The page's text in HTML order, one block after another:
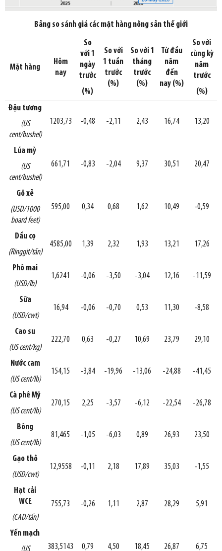
Bảng so sánh giá các mặt hàng nông sản thế giới
Mặt hàng
Hôm
nay
So
với 1
ngày
trước
(%)
So với
1 tuần
trước
(%)
So với 1
tháng
trước
(%)
Từ đầu
năm
đến
nay (%)
So với
cùng kỳ
năm
trước
(%)
Đậu tương
(US
cent/bushel)
1203,73 -0,48 -2,11 2,43 16,74 13,20
Lúa mỳ
(US
cent/bushel)
661,71 -0,83 -2,04 9,37 30,51 20,47
Gỗ xẻ
(USD/1000
board feet)
595,00 0,34 0,68 1,62 10,49 -0,59
Dầu cọ
(Ringgit/tấn)
4585,00 1,39 2,32 1,93 13,21 17,26
Phô mai
(USD/lb)
1,6241 -0,06 -3,50 -3,04 12,16 -11,59
Sữa
(USD/cwt)
16,94 -0,06 -0,70 0,53 11,30 -8,58
Cao su
(US cent/kg)
222,70 0,63 -0,27 10,69 23,79 29,10
Nước cam
(US cent/lb)
154,15 -3,84 -19,96 -13,06 -24,88 -41,45
Cà phê Mỹ
(US cent/lb)
270,15 2,25 -3,57 -6,12 -22,54 -26,78
Bông
(US cent/lb)
81,465 -1,05 -6,03 0,89 26,93 23,50
Gạo thô
(USD/cwt)
12,9558 -0,11 2,18 17,89 35,03 -1,55
Hạt cải
WCE
(CAD/tấn)
755,73 -0,26 1,11 2,87 28,29 5,91
Yến mạch
383,5143 0,79 4,50 18,45 26,87 6,75